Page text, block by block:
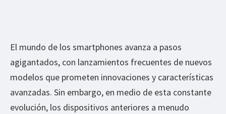
El mundo de los smartphones avanza a pasos
agigantados, con lanzamientos frecuentes de nuevos
modelos que prometen innovaciones y características
avanzadas. Sin embargo, en medio de esta constante
evolución, los dispositivos anteriores a menudo